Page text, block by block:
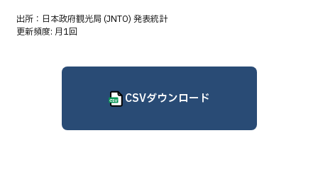
出所： 日本政府観光局 (JNTO) 発表統計
更新頻度: 月1回
CSVダウンロード